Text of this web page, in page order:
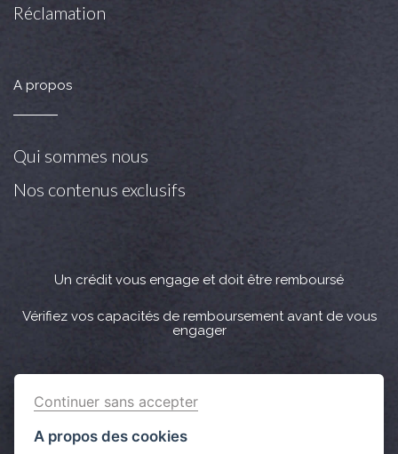
Réclamation
A propos
Qui sommes nous
Nos contenus exclusifs
Un crédit vous engage et doit être remboursé
Vérifiez vos capacités de remboursement avant de vous
engager
Crédit immobilier : Vous bénéficiez d’un délai légal de
réflexion de 10 jours. Lorsque la vente est subordonnée à
l'obtention d’un prêt et si celui-ci n’est pas obtenu, le
Continuer sans accepter
A propos des cookies